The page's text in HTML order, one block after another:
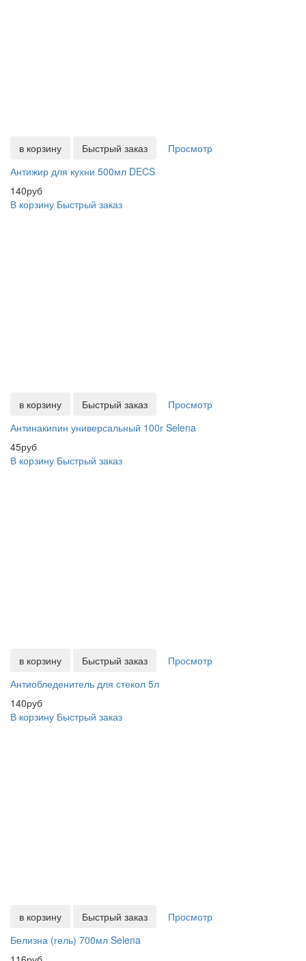
в корзину Быстрый заказ
Просмотр
Антижир для кухни 500мл DECS
140руб
В корзину Быстрый заказ
в корзину Быстрый заказ
Просмотр
Антинакипин универсальный 100г Selena
45руб
В корзину Быстрый заказ
в корзину Быстрый заказ
Просмотр
Антиобледенитель для стекол 5л
140руб
В корзину Быстрый заказ
в корзину Быстрый заказ
Просмотр
Белизна (гель) 700мл Selena